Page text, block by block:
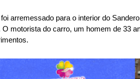
arremessado para o interior do
motorista do carro, um homem de 33